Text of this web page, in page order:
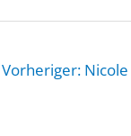
Vorheriger: